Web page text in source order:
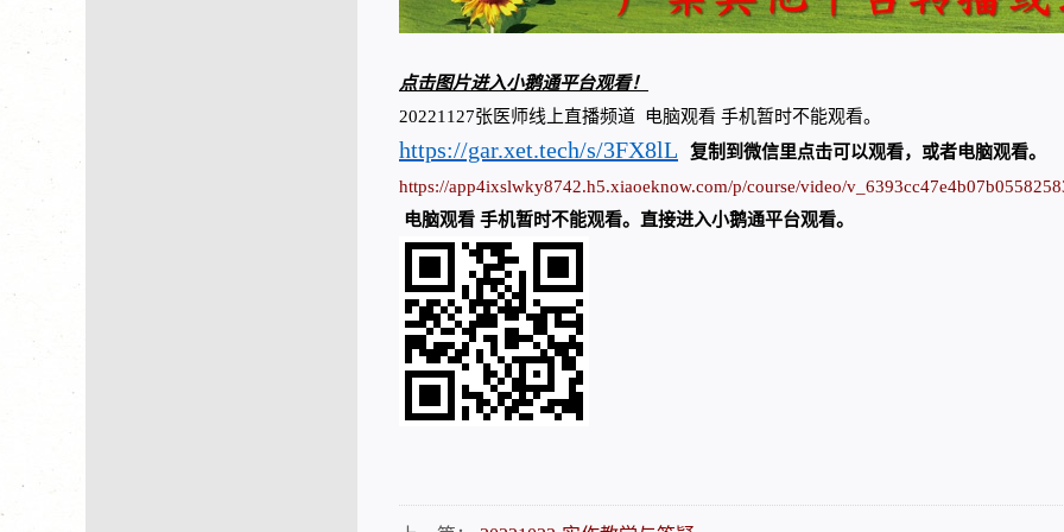
点击图片进入小鹅通平台观看！
20221127张医师线上直播频道 电脑观看 手机暂时不能观看。
https://gar.xet.tech/s/3FX8lL
复制到微信里点击可以观看，或者电脑观看。
https://app4ixslwky8742.h5.xiaoeknow.com/p/course/video/
电脑观看 手机暂时不能观看。直接进入小鹅通平台观看。